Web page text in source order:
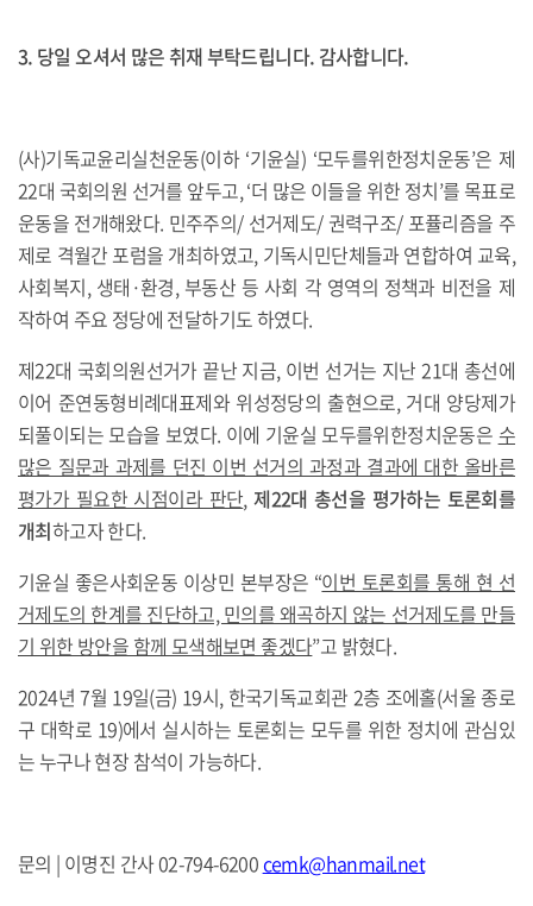
3. 당일 오셔서 많은 취재 부탁드립니다. 감사합니다.
(사)기독교윤리실천운동(이하 ‘기윤실) ‘모두를위한정치운동’은 제
22대 국회의원 선거를 앞두고, ‘더 많은 이들을 위한 정치’를 목표로
운동을 전개해왔다. 민주주의/ 선거제도/ 권력구조/ 포퓰리즘을 주
제로 격월간 포럼을 개최하였고, 기독시민단체들과 연합하여 교육,
사회복지, 생태·환경, 부동산 등 사회 각 영역의 정책과 비전을 제
작하여 주요 정당에 전달하기도 하였다.
제22대 국회의원선거가 끝난 지금, 이번 선거는 지난 21대 총선에
이어 준연동형비례대표제와 위성정당의 출현으로, 거대 양당제가
되풀이되는 모습을 보였다. 이에 기윤실 모두를위한정치운동은 수
많은 질문과 과제를 던진 이번 선거의 과정과 결과에 대한 올바른
평가가 필요한 시점이라 판단,제22대 총선을 평가하는 토론회를
개최하고자 한다.
기윤실 좋은사회운동 이상민 본부장은 “이번 토론회를 통해 현 선
거제도의 한계를 진단하고, 민의를 왜곡하지 않는 선거제도를 만들
기 위한 방안을 함께 모색해보면 좋겠다”고 밝혔다.
2024년 7월 19일(금) 19시, 한국기독교회관 2층 조에홀(서울 종로
구 대학로 19)에서 실시하는 토론회는 모두를 위한 정치에 관심있
는 누구나 현장 참석이 가능하다.
문의 | 이명진 간사 02-794-6200 cemk@hanmail.net